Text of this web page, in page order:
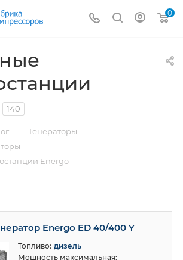
0
140
— Генераторы —
—
Energo
Energo ED 40/400 Y
Топливо: дизель
Мощность максимальная: